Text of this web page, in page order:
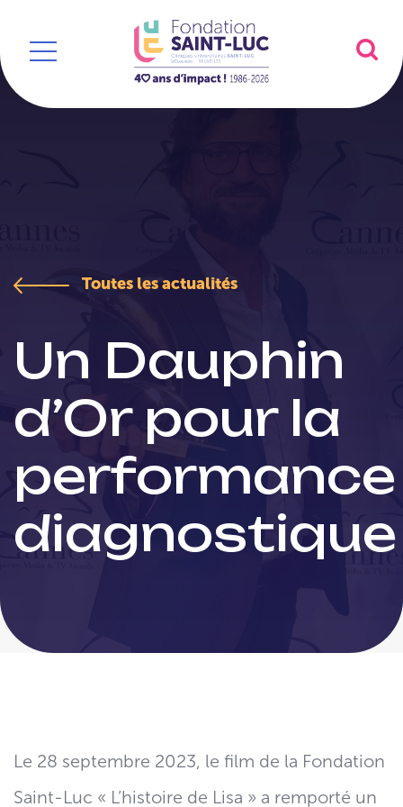
Toutes les actualités
Un Dauphin
d’Or pour la
performance
diagnostique
Le 28 septembre 2023, le film de la Fondation
Saint-Luc « L’histoire de Lisa » a remporté un